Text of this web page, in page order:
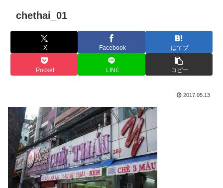
chethai_01
X Facebook はてブ
Pocket LINE コピー
2017.05.13